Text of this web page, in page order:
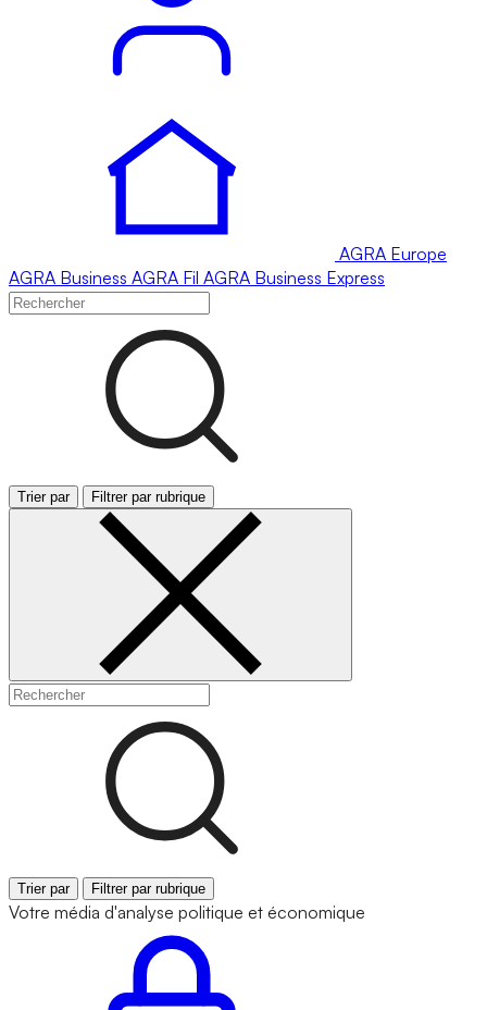
AGRA Europe
AGRA Business AGRA Fil AGRA Business Express
Trier par Filtrer par rubrique
Trier par Filtrer par rubrique
Votre média d'analyse politique et économique